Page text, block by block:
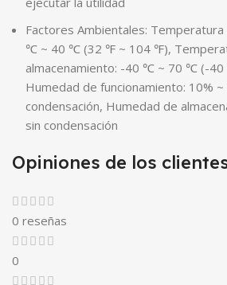
Factores Ambientales:
℃ ~ 40 ℃ (32 ℉ ~ 104 ℉),
almacenamiento: -40 ℃ ~ 70 ℃ (-
Humedad de funcionamiento: 10% ~
condensación, Humedad de
sin condensación
Opiniones de los
0 reseñas
0